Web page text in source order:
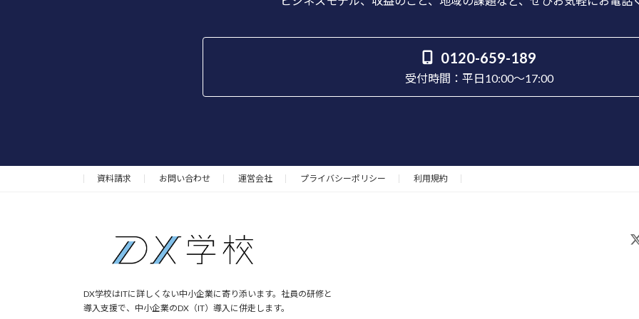
0120-659-189
受付時間：平日10:00～17:00
資料請求 お問い合わせ 運営会社 プライバシーポリシー 利用規約
DX学校はITに詳しくない中小企業に寄り添います。社員の研修と
導入支援で、中小企業のDX（IT）導入に併走します。
ア
イ